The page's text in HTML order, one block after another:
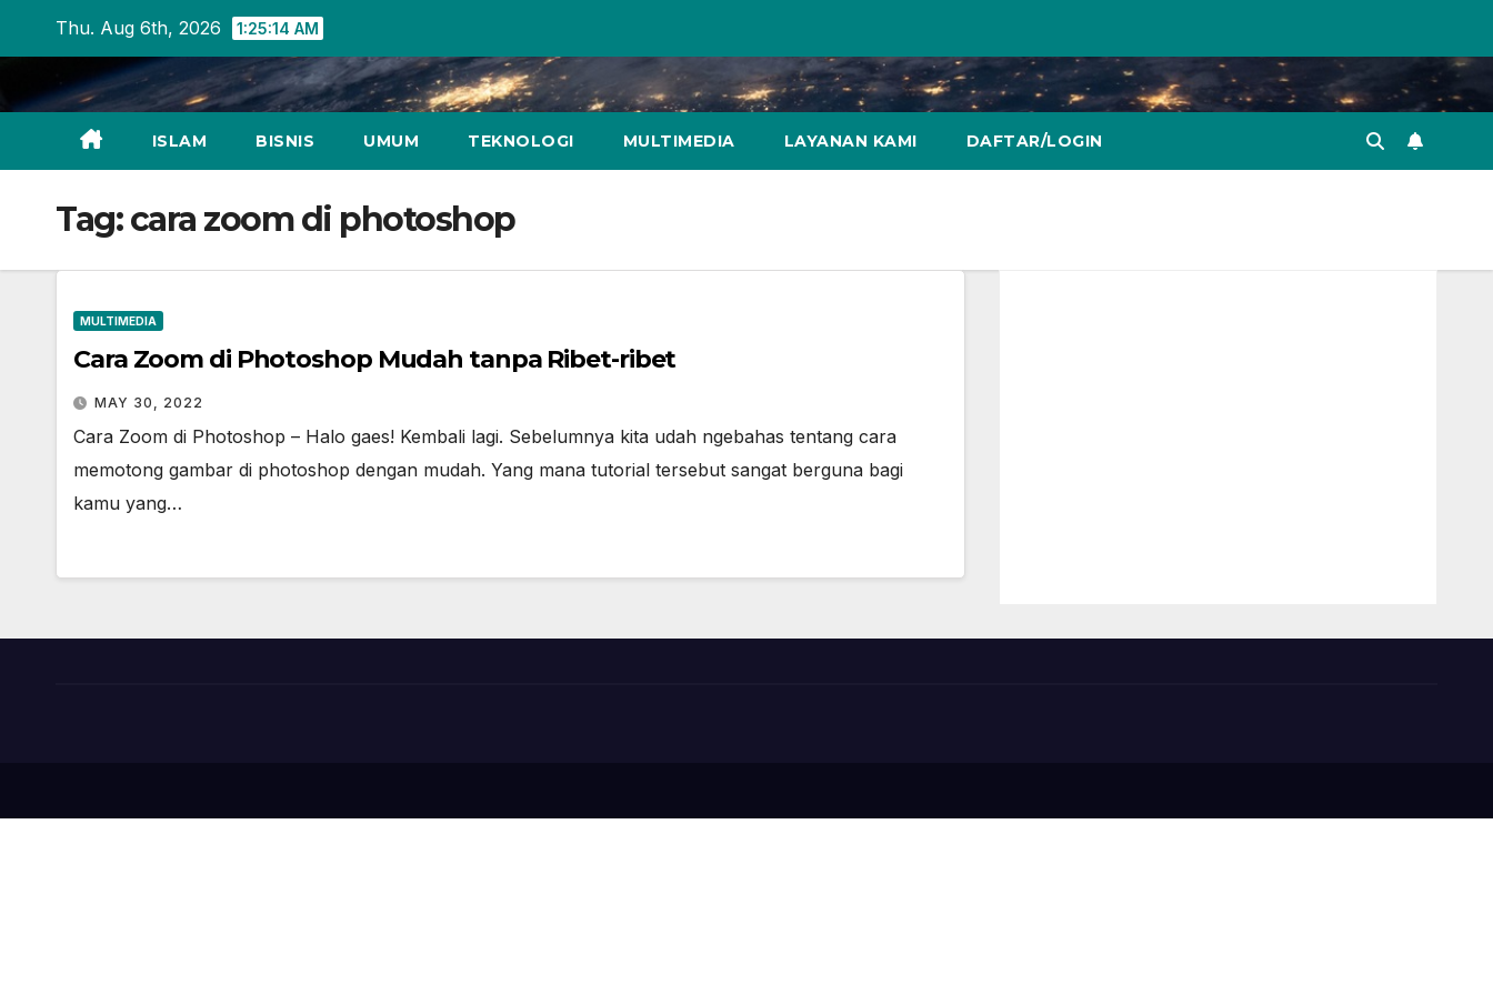
content
Thu. Aug 6th, 2026 1:25:15 AM
ISLAM BISNIS UMUM TEKNOLOGI MULTIMEDIA LAYANAN KAMI DAFTAR/LOGIN
Tag:cara zoom di photoshop
MULTIMEDIA
Cara Zoom di Photoshop Mudah tanpa Ribet-ribet
MAY 30, 2022
Cara Zoom di Photoshop – Halo gaes! Kembali lagi. Sebelumnya kita udah ngebahas tentang cara
memotong gambar di photoshop dengan mudah. Yang mana tutorial tersebut sangat berguna bagi
kamu yang…